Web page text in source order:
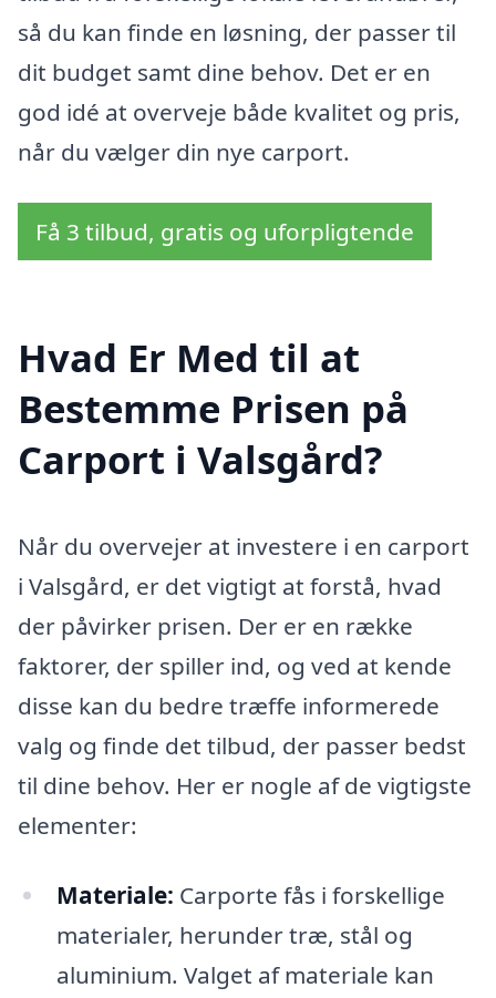
så du kan finde en løsning, der passer til
dit budget samt dine behov. Det er en
god idé at overveje både kvalitet og pris,
når du vælger din nye carport.
Få 3 tilbud, gratis og uforpligtende
Hvad Er Med til at
Bestemme Prisen på
Carport i Valsgård?
Når du overvejer at investere i en carport
i Valsgård, er det vigtigt at forstå, hvad
der påvirker prisen. Der er en række
faktorer, der spiller ind, og ved at kende
disse kan du bedre træffe informerede
valg og finde det tilbud, der passer bedst
til dine behov. Her er nogle af de vigtigste
elementer:
Materiale: Carporte fås i forskellige
materialer, herunder træ, stål og
aluminium. Valget af materiale kan